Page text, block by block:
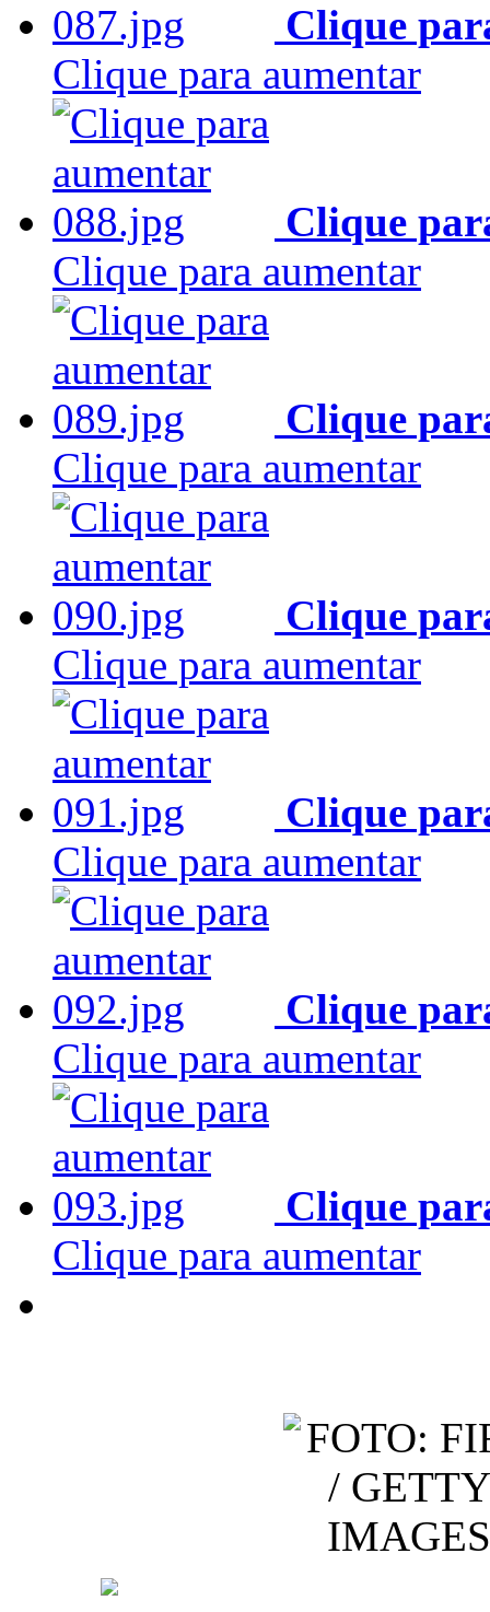
Clique
Clique para aumentar
Clique
Clique para aumentar
Clique
Clique para aumentar
Clique
Clique para aumentar
Clique
Clique para aumentar
Clique
Clique para aumentar
Clique
Clique para aumentar